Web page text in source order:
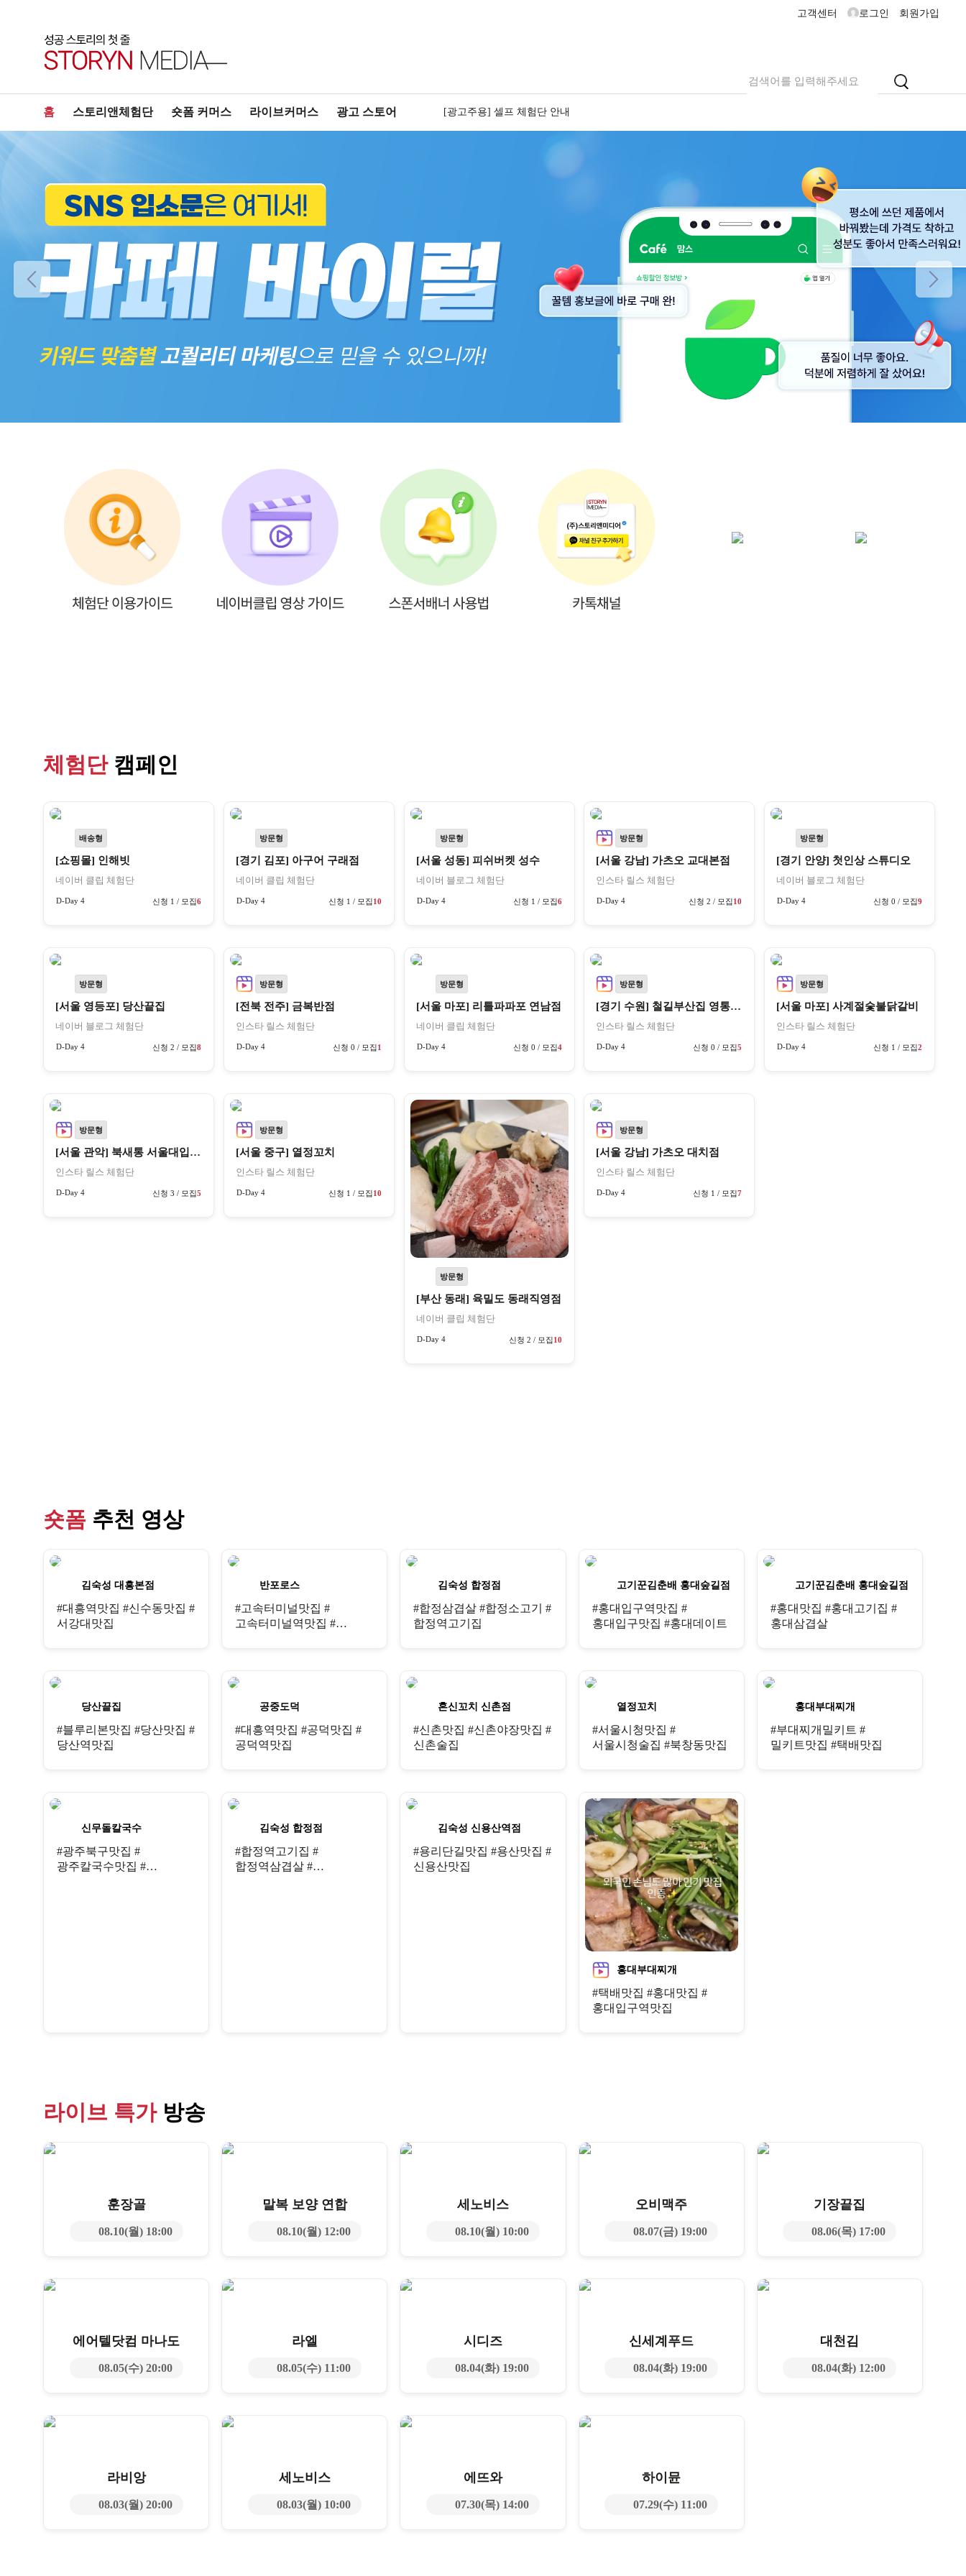
고객센터 로그인 회원가입
홈 스토리앤체험단 숏폼 커머스 라이브커머스 광고 스토어
[회원용] 블로그 방문자 그래프 위젯 추가 안내
[광고주용] 셀프 체험단 안내
체험단캠페인
배송형
[쇼핑몰] 인해빗
네이버 클립 체험단
D-Day 4 신청 1 / 모집6
방문형
[경기 김포] 아구어 구래점
네이버 클립 체험단
D-Day 4 신청 1 / 모집10
방문형
[서울 성동] 피쉬버켓 성수
네이버 블로그 체험단
D-Day 4 신청 1 / 모집6
방문형
[서울 강남] 가츠오 교대본점
인스타 릴스 체험단
D-Day 4 신청 2 / 모집10
방문형
[경기 안양] 첫인상 스튜디오
네이버 블로그 체험단
D-Day 4 신청 0 / 모집9
방문형
[서울 영등포] 당산끝집
네이버 블로그 체험단
D-Day 4 신청 2 / 모집8
방문형
[전북 전주] 금복반점
인스타 릴스 체험단
D-Day 4 신청 0 / 모집1
방문형
[서울 마포] 리틀파파포 연남점
네이버 클립 체험단
D-Day 4 신청 0 / 모집4
방문형
[경기 수원] 철길부산집 영통구청점
인스타 릴스 체험단
D-Day 4 신청 0 / 모집5
방문형
[서울 마포] 사계절숯불닭갈비
인스타 릴스 체험단
D-Day 4 신청 1 / 모집2
방문형
[서울 관악] 북새통 서울대입구본점
인스타 릴스 체험단
D-Day 4 신청 3 / 모집5
방문형
[서울 중구] 열정꼬치
인스타 릴스 체험단
D-Day 4 신청 1 / 모집10
방문형
[부산 동래] 육밀도 동래직영점
네이버 클립 체험단
D-Day 4 신청 2 / 모집10
방문형
[서울 강남] 가츠오 대치점
인스타 릴스 체험단
D-Day 4 신청 1 / 모집7
숏폼 추천 영상
김숙성 대흥본점
#대흥역맛집 #신수동맛집 #
서강대맛집
반포로스
#고속터미널맛집 #
고속터미널역맛집 #
김숙성 합정점
#합정삼겹살 #합정소고기 #
합정역고기집
고기꾼김춘배 홍대숲길점
#홍대입구역맛집 #
홍대입구맛집 #홍대데이트
고기꾼김춘배 홍대숲길점
#홍대맛집 #홍대고기집 #
홍대삼겹살
당산끝집
#블루리본맛집 #당산맛집 #
당산역맛집
공중도덕
#대흥역맛집 #공덕맛집 #
공덕역맛집
혼신꼬치 신촌점
#신촌맛집 #신촌야장맛집 #
신촌술집
열정꼬치
#서울시청맛집 #
서울시청술집 #북창동맛집
홍대부대찌개
#부대찌개밀키트 #
밀키트맛집 #택배맛집
신무돌칼국수
#광주북구맛집 #
광주칼국수맛집 #
김숙성 합정점
#합정역고기집 #
합정역삼겹살 #
김숙성 신용산역점
#용리단길맛집 #용산맛집 #
신용산맛집
홍대부대찌개
#택배맛집 #홍대맛집 #
홍대입구역맛집
라이브 특가 방송
훈장골
08.10(월) 18:00
말복 보양 연합
08.10(월) 12:00
세노비스
08.10(월) 10:00
오비맥주
08.07(금) 19:00
기장끝집
08.06(목) 17:00
에어텔닷컴 마나도
08.05(수) 20:00
라엘
08.05(수) 11:00
시디즈
08.04(화) 19:00
신세계푸드
08.04(화) 19:00
대천김
08.04(화) 12:00
라비앙
08.03(월) 20:00
세노비스
08.03(월) 10:00
에뜨와
07.30(목) 14:00
하이뮨
07.29(수) 11:00